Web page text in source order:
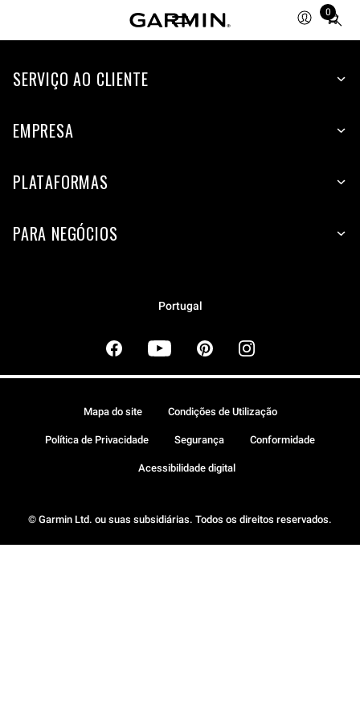
0
Total
SERVIÇO AO CLIENTE
EMPRESA
PLATAFORMAS
PARA NEGÓCIOS
Portugal
© Garmin Ltd. ou suas subsidiárias. Todos os direitos reservados.
Mapa do site Condições de Utilização
Política de Privacidade Segurança Conformidade
Acessibilidade digital